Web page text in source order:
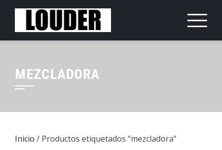
Saltar
contenido
MEZCLADORA
Inicio / Productos etiquetados “mezcladora”